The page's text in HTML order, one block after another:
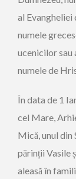
al
numele
ucenicilor sau
numele de
În data de 1
cel Mare,
Mică, unul din
părinții Vasile
aleasă în